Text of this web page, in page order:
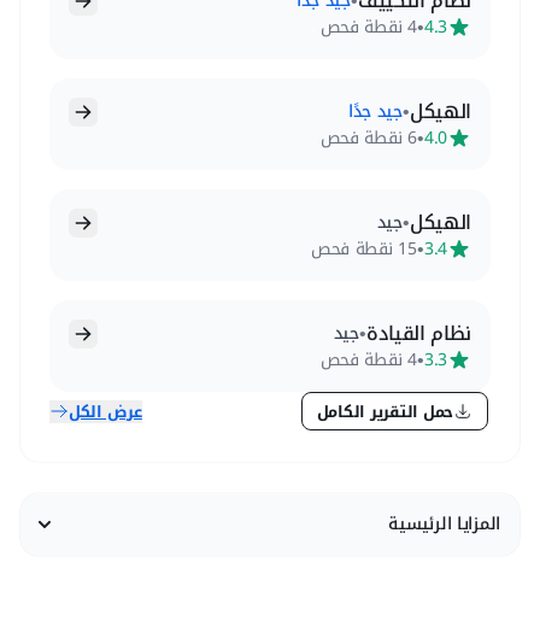
4.3
•4 نقطة فحص
الهيكل•جيد جدًا
4.0
•6 نقطة فحص
الهيكل•جيد
3.4
•15 نقطة فحص
نظام القيادة•جيد
3.3
•4 نقطة فحص
حمل التقرير الكامل عرض الكل
المزايا الرئيسية